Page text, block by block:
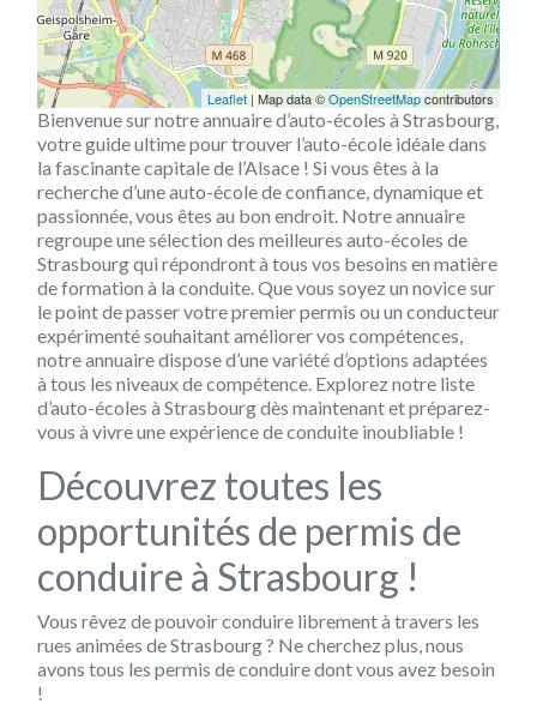
Leaflet | Map data ©OpenStreetMapcontributors
Bienvenue sur notre annuaire d’auto-écoles à Strasbourg,
votre guide ultime pour trouver l’auto-école idéale dans
la fascinante capitale de l’Alsace ! Si vous êtes à la
recherche d’une auto-école de confiance, dynamique et
passionnée, vous êtes au bon endroit. Notre annuaire
regroupe une sélection des meilleures auto-écoles de
Strasbourg qui répondront à tous vos besoins en matière
de formation à la conduite. Que vous soyez un novice sur
le point de passer votre premier permis ou un conducteur
expérimenté souhaitant améliorer vos compétences,
notre annuaire dispose d’une variété d’options adaptées
à tous les niveaux de compétence. Explorez notre liste
d’auto-écoles à Strasbourg dès maintenant et préparez-
vous à vivre une expérience de conduite inoubliable !
Découvrez toutes les
opportunités de permis de
conduire à Strasbourg !
Vous rêvez de pouvoir conduire librement à travers les
rues animées de Strasbourg ? Ne cherchez plus, nous
avons tous les permis de conduire dont vous avez besoin
!